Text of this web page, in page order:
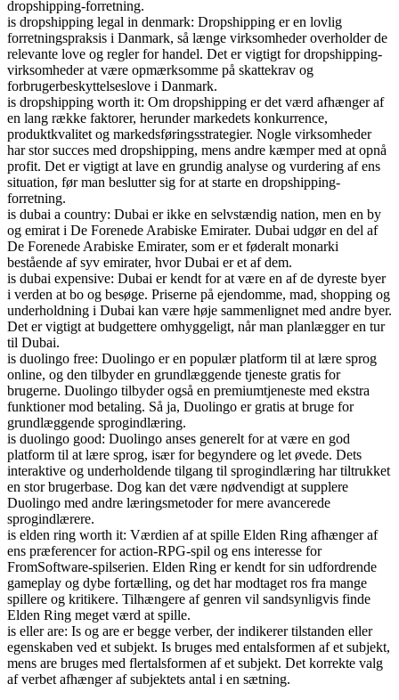
dropshipping-forretning.
is dropshipping legal in denmark: Dropshipping er en lovlig
forretningspraksis i Danmark, så længe virksomheder overholder de
relevante love og regler for handel. Det er vigtigt for dropshipping-
virksomheder at være opmærksomme på skattekrav og
forbrugerbeskyttelseslove i Danmark.
is dropshipping worth it: Om dropshipping er det værd afhænger af
en lang række faktorer, herunder markedets konkurrence,
produktkvalitet og markedsføringsstrategier. Nogle virksomheder
har stor succes med dropshipping, mens andre kæmper med at opnå
profit. Det er vigtigt at lave en grundig analyse og vurdering af ens
situation, før man beslutter sig for at starte en dropshipping-
forretning.
is dubai a country: Dubai er ikke en selvstændig nation, men en by
og emirat i De Forenede Arabiske Emirater. Dubai udgør en del af
De Forenede Arabiske Emirater, som er et føderalt monarki
bestående af syv emirater, hvor Dubai er et af dem.
is dubai expensive: Dubai er kendt for at være en af ​​de dyreste byer
i verden at bo og besøge. Priserne på ejendomme, mad, shopping og
underholdning i Dubai kan være høje sammenlignet med andre byer.
Det er vigtigt at budgettere omhyggeligt, når man planlægger en tur
til Dubai.
is duolingo free: Duolingo er en populær platform til at lære sprog
online, og den tilbyder en grundlæggende tjeneste gratis for
brugerne. Duolingo tilbyder også en premiumtjeneste med ekstra
funktioner mod betaling. Så ja, Duolingo er gratis at bruge for
grundlæggende sprogindlæring.
is duolingo good: Duolingo anses generelt for at være en god
platform til at lære sprog, især for begyndere og let øvede. Dets
interaktive og underholdende tilgang til sprogindlæring har tiltrukket
en stor brugerbase. Dog kan det være nødvendigt at supplere
Duolingo med andre læringsmetoder for mere avancerede
sprogindlærere.
is elden ring worth it: Værdien af at spille Elden Ring afhænger af
ens præferencer for action-RPG-spil og ens interesse for
FromSoftware-spilserien. Elden Ring er kendt for sin udfordrende
gameplay og dybe fortælling, og det har modtaget ros fra mange
spillere og kritikere. Tilhængere af genren vil sandsynligvis finde
Elden Ring meget værd at spille.
is eller are: Is og are er begge verber, der indikerer tilstanden eller
egenskaben ved et subjekt. Is bruges med entalsformen af et subjekt,
mens are bruges med flertalsformen af et subjekt. Det korrekte valg
af verbet afhænger af subjektets antal i en sætning.